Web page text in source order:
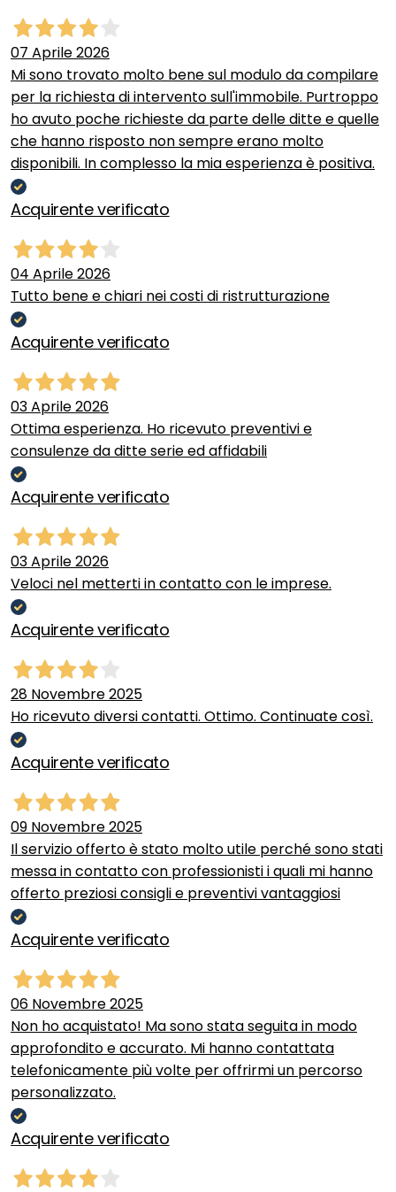
07 Aprile 2026
Mi sono trovato molto bene sul modulo da compilare
per la richiesta di intervento sull'immobile. Purtroppo
ho avuto poche richieste da parte delle ditte e quelle
che hanno risposto non sempre erano molto
disponibili. In complesso la mia esperienza è positiva.
Acquirente verificato
04 Aprile 2026
Tutto bene e chiari nei costi di ristrutturazione
Acquirente verificato
03 Aprile 2026
Ottima esperienza. Ho ricevuto preventivi e
consulenze da ditte serie ed affidabili
Acquirente verificato
03 Aprile 2026
Veloci nel metterti in contatto con le imprese.
Acquirente verificato
28 Novembre 2025
Ho ricevuto diversi contatti. Ottimo. Continuate così.
Acquirente verificato
09 Novembre 2025
Il servizio offerto è stato molto utile perché sono stati
messa in contatto con professionisti i quali mi hanno
offerto preziosi consigli e preventivi vantaggiosi
Acquirente verificato
06 Novembre 2025
Non ho acquistato! Ma sono stata seguita in modo
approfondito e accurato. Mi hanno contattata
telefonicamente più volte per offrirmi un percorso
personalizzato.
Acquirente verificato